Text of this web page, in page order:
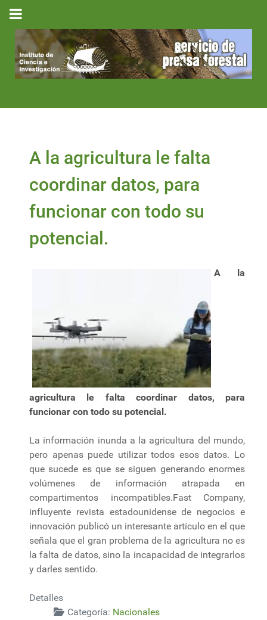
A la agricultura le falta
coordinar datos, para
funcionar con todo su
potencial.
A la
agricultura le falta coordinar datos, para
funcionar con todo su potencial.
La información inunda a la agricultura del mundo,
pero apenas puede utilizar todos esos datos. Lo
que sucede es que se siguen generando enormes
volúmenes de información atrapada en
compartimentos incompatibles.Fast Company,
influyente revista estadounidense de negocios e
innovación publicó un interesante artículo en el que
señala que el gran problema de la agricultura no es
la falta de datos, sino la incapacidad de integrarlos
y darles sentido.
Detalles
Categoría: Nacionales